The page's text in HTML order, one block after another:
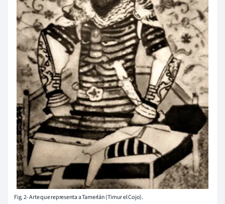
Fig. 2- Arte que representa a Tamerlán (Timur el Cojo).